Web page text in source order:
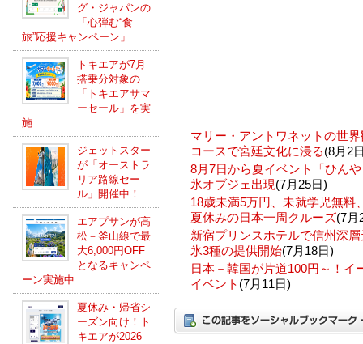
グ・ジャパンの
「心弾む“食
旅”応援キャンペーン」
トキエアが7月
搭乗分対象の
「トキエアサマ
ーセール」を実
施
ジェットスター
が「オーストラ
リア路線セー
ル」開催中！
エアプサンが高
松－釜山線で最
大6,000円OFF
となるキャンペ
ーン実施中
夏休み・帰省シ
ーズン向け！ト
キエアが2026
マリー・アントワネットの世
コースで宮廷文化に浸る(8月2
8月7日から夏イベント「ひん
氷オブジェ出現(7月25日)
18歳未満5万円、未就学児無料
夏休みの日本一周クルーズ(7月
新宿プリンスホテルで信州深
氷3種の提供開始(7月18日)
日本－韓国が片道100円～！イ
イベント (7月11日)